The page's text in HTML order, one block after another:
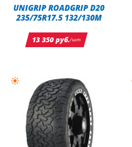
UNIGRIP ROADGRIP D20
235/75R17.5 132/130M
13 350 руб./шт